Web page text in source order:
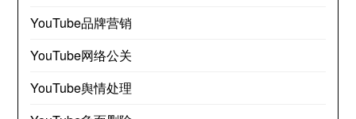
YouTube品牌营销
YouTube网络公关
YouTube舆情处理